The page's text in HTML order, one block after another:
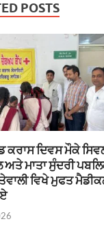
POSTS
ਕਰਾਸ ਦਿਵਸ ਮੌਕੇ
ਅਤੇ ਮਾਤਾ ਸੁੰਦਰੀ
ਵਿਖੇ ਮੁਫਤ